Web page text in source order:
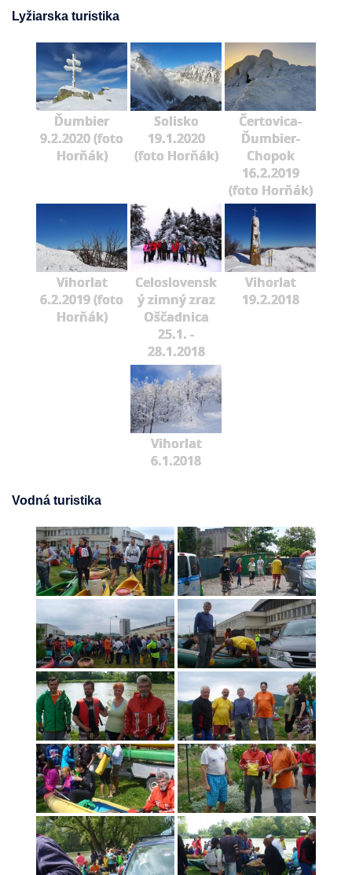
Lyžiarska turistika
Ďumbier
9.2.2020 (foto
Horňák)
Solisko
19.1.2020
(foto Horňák)
Čertovica-
Ďumbier-
Chopok
16.2.2019
(foto Horňák)
Vihorlat
6.2.2019 (foto
Horňák)
Celoslovensk
ý zimný zraz
Oščadnica
25.1. -
28.1.2018
Vihorlat
19.2.2018
Vihorlat
6.1.2018
Vodná turistika